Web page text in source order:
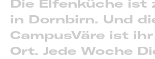
Die Elfenküche ist
in Dornbirn. Und
CampusVäre ist
Ort. Jede Woche